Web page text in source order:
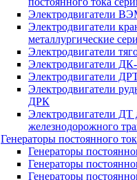
Электродвигатели
Электродвигатели
металлургические
Электродвигатели
Электродвигатели
Электродвигатели
Электродвигатели
ДРК
Электродвигатели ДТ
железнодорожного
Генераторы постоянного
Генераторы
Генераторы
Генераторы